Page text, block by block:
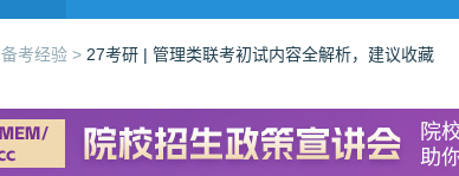
备考经验 > 27考研 | 管理类联考初试内容全解析，建议收藏